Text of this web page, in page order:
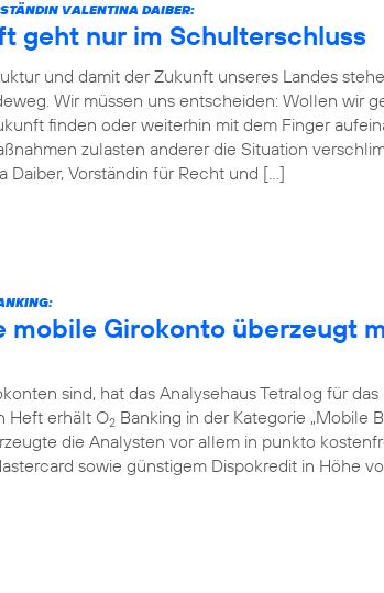
VALENTINA DAIBER:
geht nur im Schulterschluss
und damit der Zukunft unseres Landes
Wir müssen uns entscheiden: Wollen wir
finden oder weiterhin mit dem Finger
zulasten anderer die Situation
Daiber, Vorständin für Recht und […]
mobile Girokonto überzeugt
sind, hat das Analysehaus Tetralog für das
Heft erhält O2 Banking in der Kategorie „Mobile
die Analysten vor allem in punkto
sowie günstigem Dispokredit in Höhe